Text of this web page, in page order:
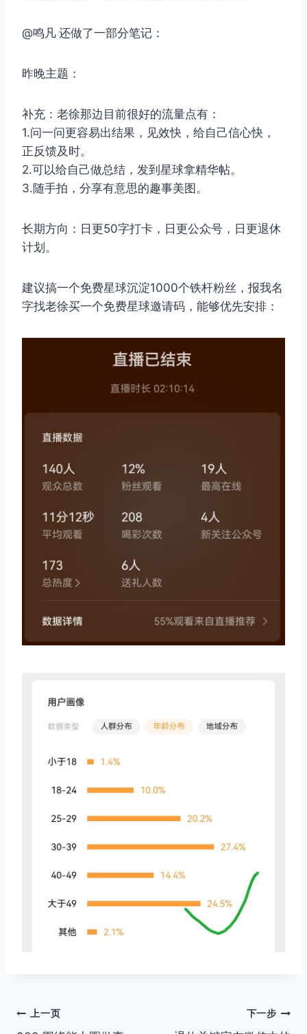
​@鸣凡 还做了一部分笔记：
昨晚主题：
补充：老徐那边目前很好的流量点有：
1.问一问更容易出结果，见效快，给自己信心快，
正反馈及时。
2.可以给自己做总结，发到星球拿精华帖。
3.随手拍，分享有意思的趣事美图。
长期方向：日更50字打卡，日更公众号，日更退休
计划。
建议搞一个免费星球沉淀1000个铁杆粉丝，报我名
字找老徐买一个免费星球邀请码，能够优先安排：
文上一页 下一步